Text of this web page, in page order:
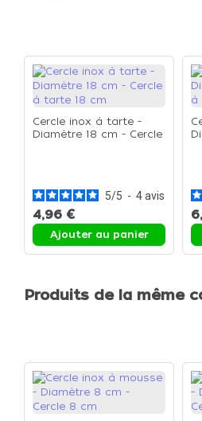
Cercle inox à tarte -
Diamètre 18 cm - Cercle
5/5 - 4avis
4,96 €
Ajouter au panier
Produits de la même